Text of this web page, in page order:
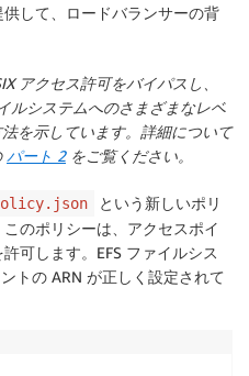
して、ロードバランサーの背
アクセス許可をバイパスし、
ルシステムへのさまざまなレベ
を示しています。詳細について
パート 2をご覧ください。
という新しいポリ
のポリシーは、アクセスポイ
可します。EFS ファイルシス
トの ARN が正しく設定されて